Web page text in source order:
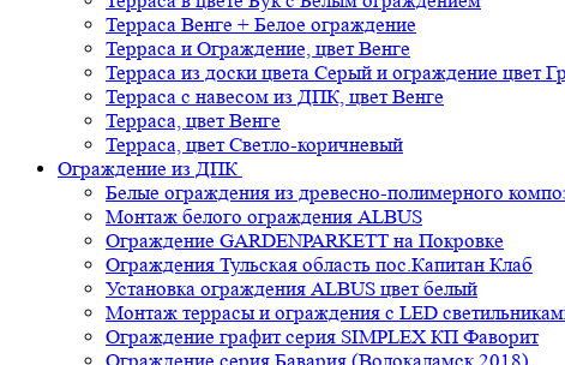
Терраса Венге + Белое ограждение
Терраса и Ограждение, цвет Венге
Терраса из доски цвета Серый и ограждение цвет
Терраса с навесом из ДПК, цвет Венге
Терраса, цвет Венге
Терраса, цвет Светло-коричневый
Ограждение из ДПК
Белые ограждения из древесно-полимерного
Монтаж белого ограждения ALBUS
Ограждение GARDENPARKETT на Покровке
Ограждения Тульская область пос.Капитан Клаб
Установка ограждения ALBUS цвет белый
Монтаж террасы и ограждения с LED
Ограждение графит серия SIMPLEX КП Фаворит